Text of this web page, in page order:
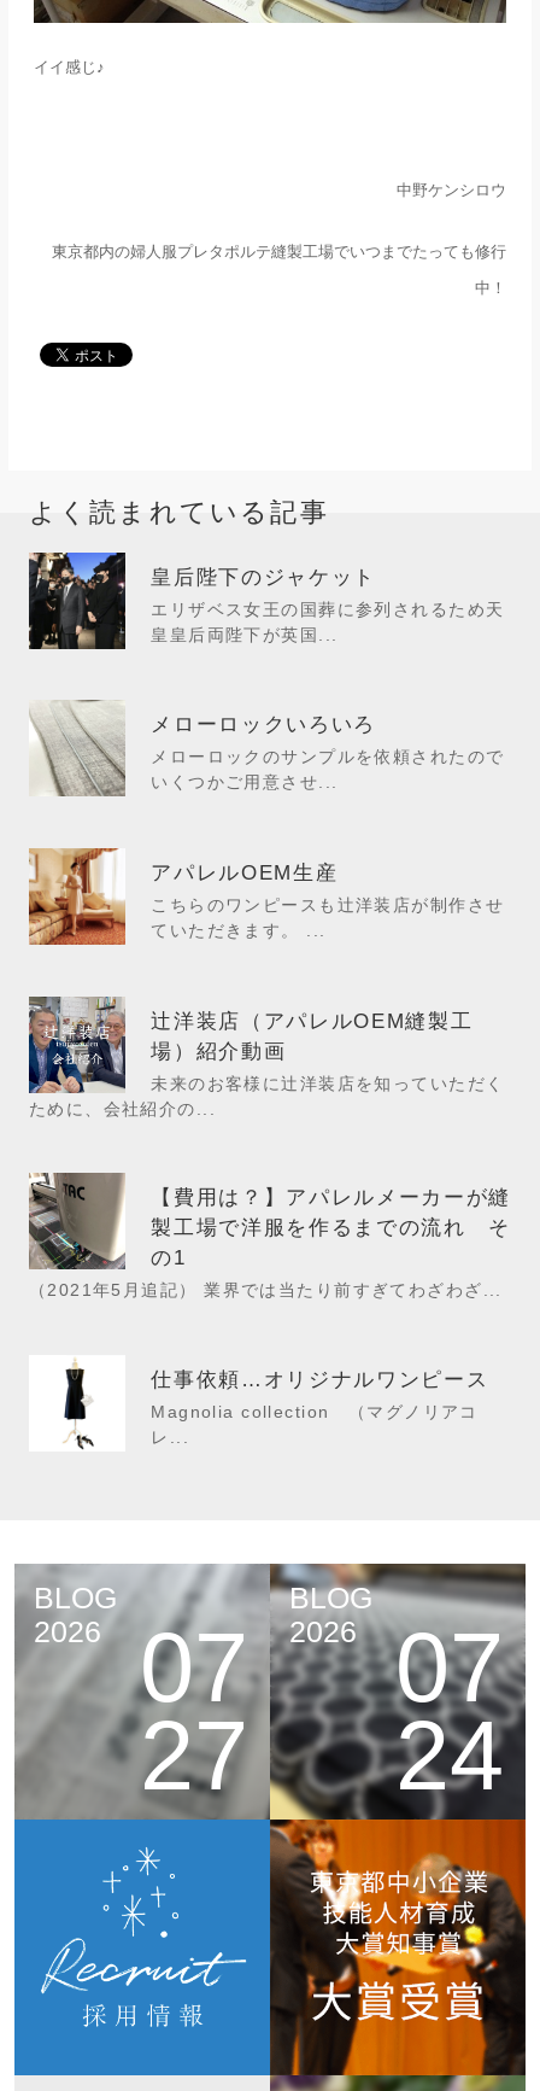
イイ感じ♪
中野ケンシロウ
東京都内の婦人服プレタポルテ縫製工場でいつまでたっても修行
中！
よく読まれている記事
皇后陛下のジャケット
エリザベス女王の国葬に参列されるため天
皇皇后両陛下が英国...
メローロックいろいろ
メローロックのサンプルを依頼されたので
いくつかご用意させ...
アパレルOEM生産
こちらのワンピースも辻洋装店が制作させ
ていただきます。 ...
辻洋装店（アパレルOEM縫製工
場）紹介動画
未来のお客様に辻洋装店を知っていただく
ために、会社紹介の...
【費用は？】アパレルメーカーが縫
製工場で洋服を作るまでの流れ そ
の1
（2021年5月追記） 業界では当たり前すぎてわざわざ...
仕事依頼…オリジナルワンピース
Magnolia collection （マグノリアコ
レ...
BLOG
2026
07
27
BLOG
2026
07
24